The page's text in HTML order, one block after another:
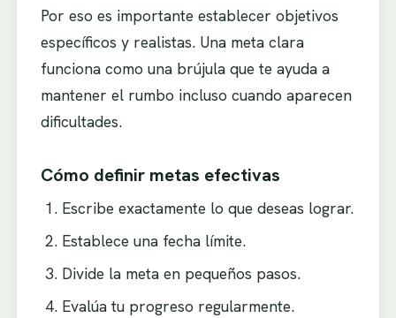
Por eso es importante establecer objetivos
específicos y realistas. Una meta clara
funciona como una brújula que te ayuda a
mantener el rumbo incluso cuando aparecen
dificultades.
Cómo definir metas efectivas
Escribe exactamente lo que deseas lograr.
Establece una fecha límite.
Divide la meta en pequeños pasos.
Evalúa tu progreso regularmente.